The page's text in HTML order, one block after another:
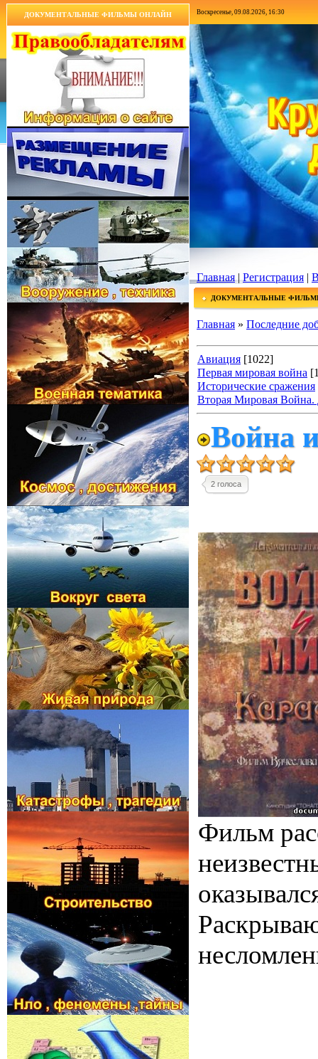
ДОКУМЕНТАЛЬНЫЕ ФИЛЬМЫ ОНЛАЙН Воскресенье, 09.08.2026, 16:30
Главная|Регистрация |
ДОКУМЕНТАЛЬНЫЕ
Главная » Последние
Авиация [1022]
Первая мировая война
Исторические сражения
Вторая Мировая Война.
Война
2 голоса
Фильм